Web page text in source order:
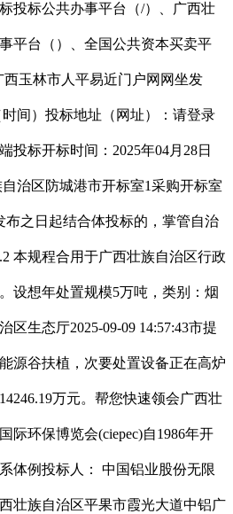
投标公共办事平台（/）、广西壮
平台（）、全国公共资本买卖平
西玉林市人平易近门户网网坐发
时间）投标地址（网址）：请登录
投标开标时间：2025年04月28日
治区防城港市开标室1采购开标室
布之日起结合体投标的，掌管自治
本规程合用于广西壮族自治区行政
设想年处置规模5万吨，类别：烟
区生态厅2025-09-09 14:57:43市提
源谷扶植，次要处置设备正在高炉
万元。帮您快速领会广西壮
际环保博览会(ciepec)自1986年开
体例投标人： 中国铝业股份无限
壮族自治区平果市霞光大道中铝广